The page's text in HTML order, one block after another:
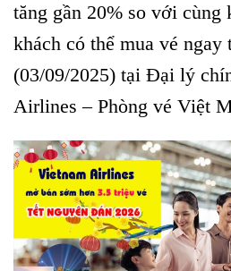
tăng gần 20% so với
khách có thể mua vé ngay
(03/09/2025) tại Đại lý
Airlines – Phòng vé Việt